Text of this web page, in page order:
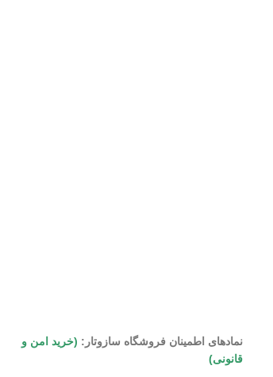
نمادهای اطمینان فروشگاه سازوتار: (خرید امن و
قانونی)